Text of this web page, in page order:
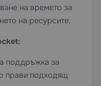
на времето за
на ресурсите.
поддръжка за
прави подходящ